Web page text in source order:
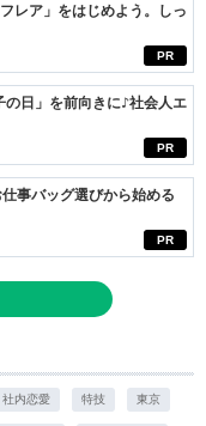
PR
レア」をはじめよう。しっ
PR
の日」を前向きに♪社会人エ
PR
事バッグ選びから始める
社内恋愛 特技 東京